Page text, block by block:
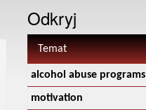
Odkryj
Temat
alcohol abuse programs
motivation